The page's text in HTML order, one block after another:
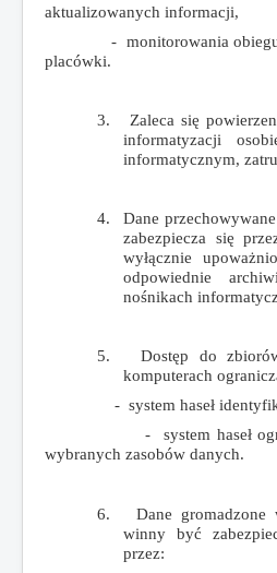
aktualizowanych informacji,
- monitorowania obiegu
placówki.
3.
Zaleca się
informatyzacji
informatycznym,
4.
Dane
zabezpiecza się
wyłącznie
odpowiednie
nośnikach
5.
Dostęp do
komputerach
- system haseł
- system haseł
wybranych zasobów danych.
6.
Dane
winny być
przez: